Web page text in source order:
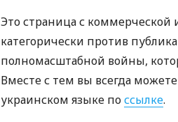
Это страница с
категорически против
полномасштабной войны,
Вместе с тем вы всегда
украинском языке поссылке.